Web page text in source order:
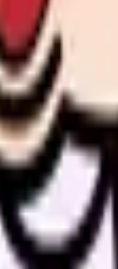
理するとミスマ
職場の悩みを30
ます。 進む